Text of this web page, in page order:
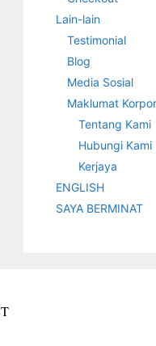
Lain-lain
Testimonial
Blog
Media Sosial
Maklumat
Tentang Kami
Hubungi Kami
Kerjaya
ENGLISH
SAYA BERMINAT